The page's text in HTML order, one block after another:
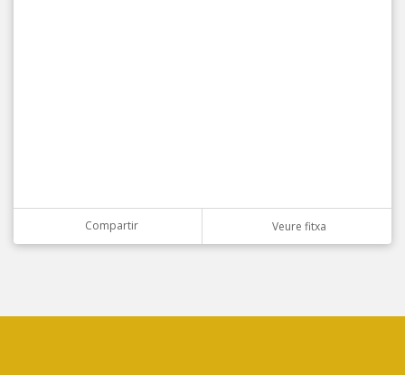
Compartir Veure fitxa